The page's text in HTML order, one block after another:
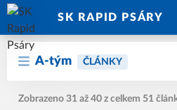
SK RAPID PSÁRY
A-tým ČLÁNKY
Zobrazeno 31 až 40 z celkem 51